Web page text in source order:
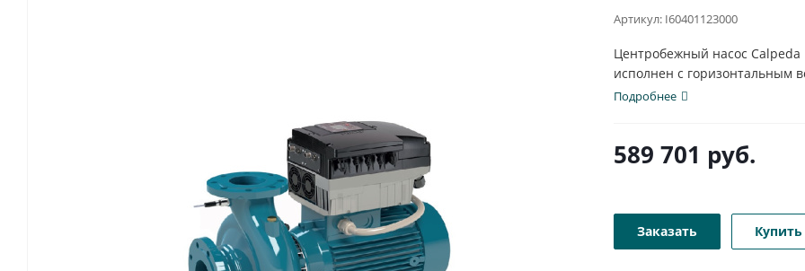
Артикул: I60401123000
Центробежный насос
исполнен с
патрубком с...
Подробнее
589 701 руб.
Заказать